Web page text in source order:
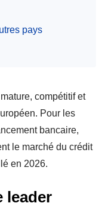
pays
compétitif et
Pour les
bancaire,
le marché du crédit
en 2026.
leader